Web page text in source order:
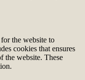
the website to
cookies that ensures
the website. These